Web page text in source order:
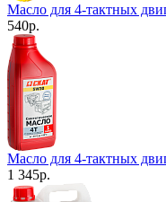
Масло для 4-тактных
540р.
Масло для 4-тактных
1 345р.